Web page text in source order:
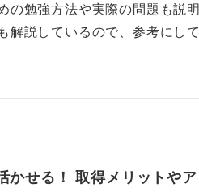
すすめします。何故なら
することは、そのまま、
るはず。ぜひ、準1級にチ
の勉強方法や実際の問題も説明
解説しているので、参考にして
かせる！ 取得メリットやア